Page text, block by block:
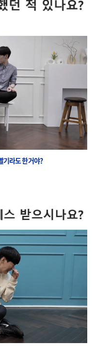
기라도 한거야?